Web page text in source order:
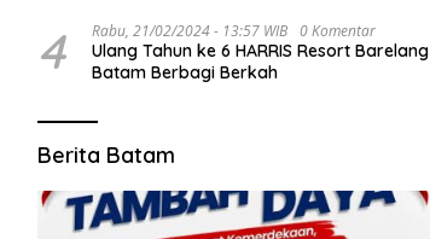
4 Rabu, 21/02/2024 - 13:57 WIB 0 Komentar
Ulang Tahun ke 6 HARRIS Resort Barelang
Batam Berbagi Berkah
Berita Batam